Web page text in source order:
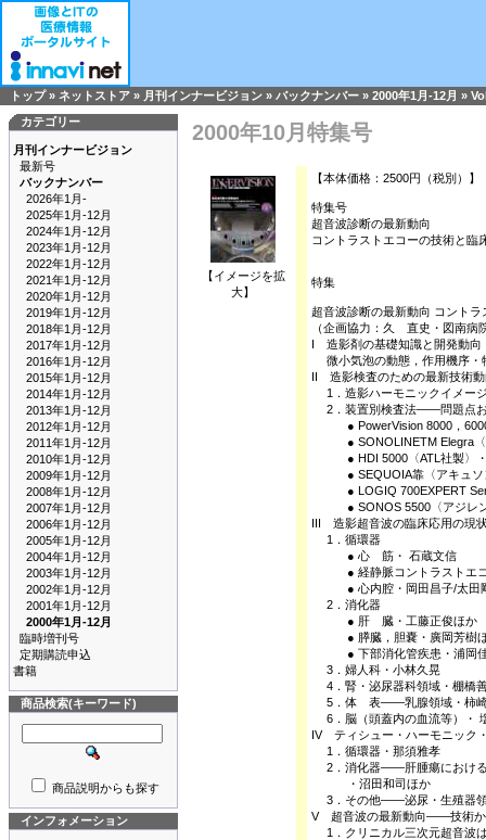
トップ» ネットストア » 月刊インナービジョン » バックナンバー » 2000年1月-12月 »
カテゴリー
月刊インナービジョン
最新号
バックナンバー
2026年1月-
2025年1月-12月
2024年1月-12月
2023年1月-12月
2022年1月-12月
2021年1月-12月
2020年1月-12月
2019年1月-12月
2018年1月-12月
2017年1月-12月
2016年1月-12月
2015年1月-12月
2014年1月-12月
2013年1月-12月
2012年1月-12月
2011年1月-12月
2010年1月-12月
2009年1月-12月
2008年1月-12月
2007年1月-12月
2006年1月-12月
2005年1月-12月
2004年1月-12月
2003年1月-12月
2002年1月-12月
2001年1月-12月
2000年1月-12月
臨時増刊号
定期購読申込
書籍
商品検索(キーワード)
商品説明からも探す
インフォメーション
2000年10月特集号
【イメージを拡
大】
【本体価格：2500円（税別）】
特集号
超音波診断の最新動向
コントラストエコーの技術と臨
特集
超音波診断の最新動向 コント
（企画協力：久 直史・図南病
I 造影剤の基礎知識と開発動向
微小気泡の動態，作用機序・
II 造影検査のための最新技術
1．造影ハーモニックイメー
2．装置別検査法――問題点お
● PowerVision 8000，6000
● SONOLINETM Elegra〈シ
● HDI 5000〈ATL社製〉・
● SEQUOIA靠〈アキュソン
● LOGIQ 700EXPERT
● SONOS 5500〈アジレン
III 造影超音波の臨床応用の現
1．循環器
● 心 筋・ 石蔵文信
● 経静脈コントラストエ
● 心内腔・岡田昌子/太田
2．消化器
● 肝 臓・工藤正俊ほか
● 膵臓，胆嚢・廣岡芳樹
● 下部消化管疾患・浦岡
3．婦人科・小林久晃
4．腎・泌尿器科領域・棚橋
5．体 表――乳腺領域・柿
6．脳（頭蓋内の血流等）・
IV ティシュー・ハーモニック
1．循環器・那須雅孝
2．消化器――肝腫瘍における
・沼田和司ほか
3．その他――泌尿・生殖器
V 超音波の最新動向――技術か
1．クリニカル三次元超音波